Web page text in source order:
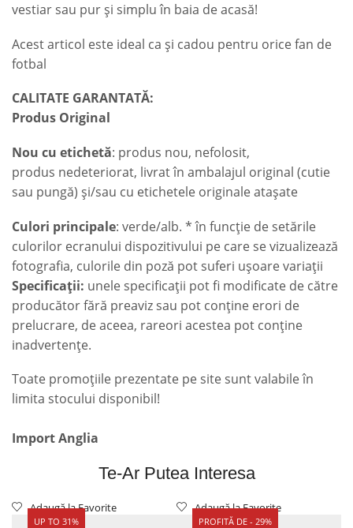
vestiar sau pur și simplu în baia de acasă!
Acest articol este ideal ca și cadou pentru orice fan de
fotbal
CALITATE GARANTATĂ:
Produs Original
Nou cu etichetă: produs nou, nefolosit,
produs nedeteriorat, livrat în ambalajul original (cutie
sau pungă) și/sau cu etichetele originale atașate
Culori principale: verde/alb. * în funcție de setările
culorilor ecranului dispozitivului pe care se vizualizează
fotografia, culorile din poză pot suferi ușoare variații
Specificații: unele specificații pot fi modificate de către
producător fără preaviz sau pot conține erori de
prelucrare, de aceea, rareori acestea pot conține
inadvertențe.
Toate promoțiile prezentate pe site sunt valabile în
limita stocului disponibil!
Import Anglia
Te-Ar Putea Interesa
UP TO 31%
Adaugă la Favorite
PROFITĂ DE - 29%
Adaugă la Favorite